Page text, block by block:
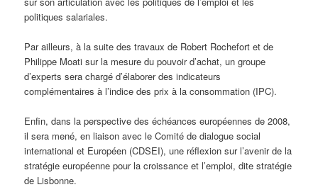
politiques salariales.
Par ailleurs, à la suite des travaux de Robert Rochefort et de
Philippe Moati sur la mesure du pouvoir d’achat, un groupe
d’experts sera chargé d’élaborer des indicateurs
complémentaires à l’indice des prix à la consommation (IPC).
Enfin, dans la perspective des échéances européennes de 2008,
il sera mené, en liaison avec le Comité de dialogue social
international et Européen (CDSEI), une réflexion sur l’avenir de la
stratégie européenne pour la croissance et l’emploi, dite stratégie
de Lisbonne.